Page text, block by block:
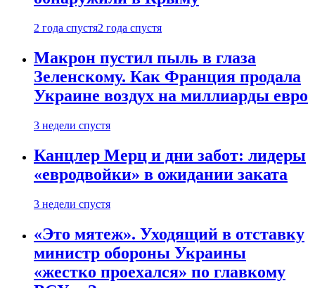
2 года спустя2 года спустя
Макрон пустил пыль в глаза
Зеленскому. Как Франция продала
Украине воздух на миллиарды евро
3 недели спустя
Канцлер Мерц и дни забот: лидеры
«евродвойки» в ожидании заката
3 недели спустя
«Это мятеж». Уходящий в отставку
министр обороны Украины
«жестко проехался» по главкому